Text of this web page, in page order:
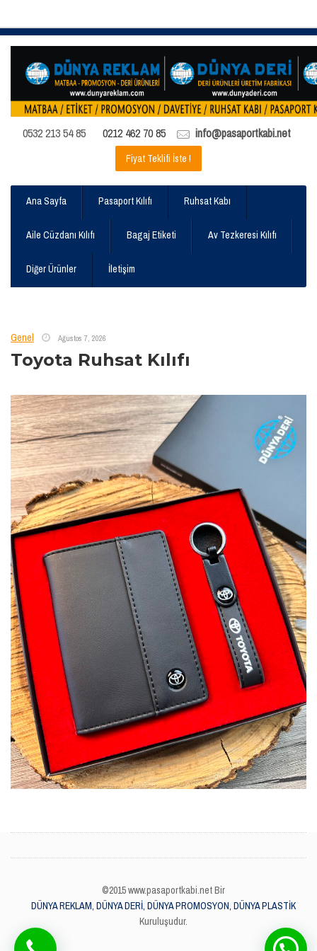
0532 213 54 85 0212 462 70 85 info@pasaportkabi.net
Fiyat Teklifi İste !
Ana Sayfa Pasaport Kılıfı Ruhsat Kabı
Aile Cüzdanı Kılıfı Bagaj Etiketi Av Tezkeresi Kılıfı
Diğer Ürünler İletişim
Genel Ağustos 7, 2026
Toyota Ruhsat Kılıfı
©2015 www.pasaportkabi.net Bir
DÜNYA REKLAM, DÜNYA DERİ, DÜNYA PROMOSYON, DÜNYA PLASTİK
Kuruluşudur.